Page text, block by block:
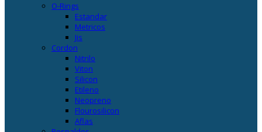
O-Rings
Estandar
Metricos
Jis
Cordon
Nitrilo
Viton
Silicon
Etileno
Neopreno
Flourosilicon
Aflas